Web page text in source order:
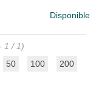
Disponible
1 / 1)
50 100 200